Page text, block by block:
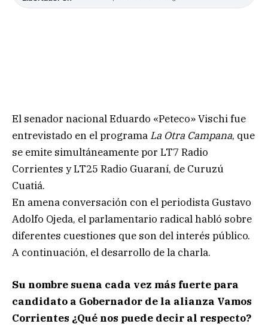
El senador nacional Eduardo «Peteco» Vischi fue
entrevistado en el programa La Otra Campana, que
se emite simultáneamente por LT7 Radio
Corrientes y LT25 Radio Guaraní, de Curuzú
Cuatiá.
En amena conversación con el periodista Gustavo
Adolfo Ojeda, el parlamentario radical habló sobre
diferentes cuestiones que son del interés público.
A continuación, el desarrollo de la charla.
Su nombre suena cada vez más fuerte para
candidato a Gobernador de la alianza Vamos
Corrientes ¿Qué nos puede decir al respecto?